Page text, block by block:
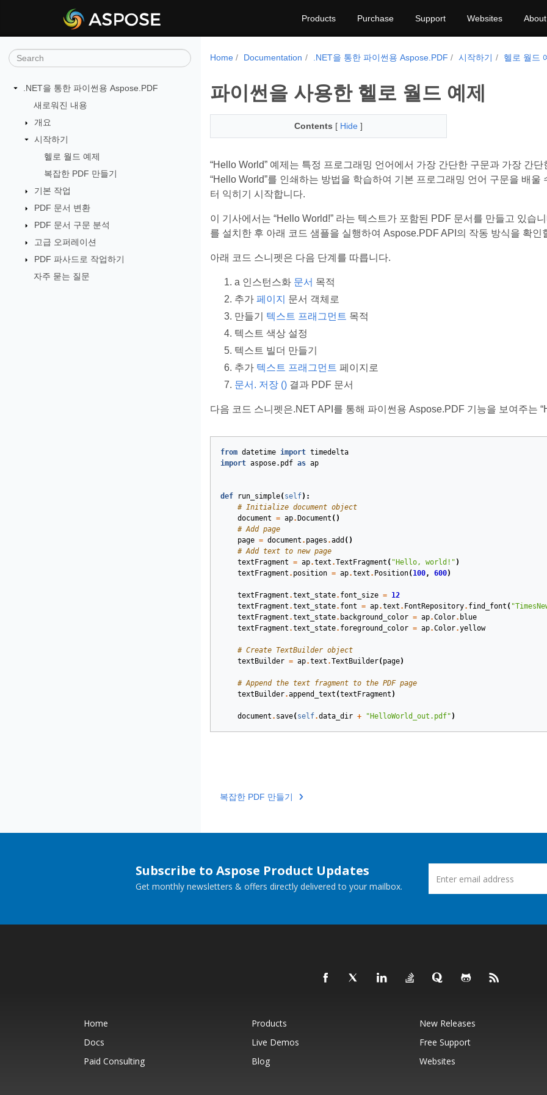
Products Purchase Support Websites About
.NET을 통한 파이썬용 Aspose.PDF
새로워진 내용
개요
시작하기
헬로 월드 예제
복잡한 PDF 만들기
기본 작업
PDF 문서 변환
PDF 문서 구문 분석
고급 오퍼레이션
PDF 파사드로 작업하기
자주 묻는 질문
Home Documentation .NET을 통한 파이썬용 Aspose.PDF 시작하기 헬로 월드
파이썬을 사용한 헬로 월드 예제
Contents [ Hide ]
“Hello World” 예제는 특정 프로그래밍 언어에서 가장 간단한 구문과 가장 간
“Hello World”를 인쇄하는 방법을 학습하여 기본 프로그래밍 언어 구문을 배
터 익히기 시작합니다.
이 기사에서는 “Hello World!” 라는 텍스트가 포함된 PDF 문서를 만들고 있습
를 설치한 후 아래 코드 샘플을 실행하여 Aspose.PDF API의 작동 방식을 확인
아래 코드 스니펫은 다음 단계를 따릅니다.
a 인스턴스화 문서 목적
추가 페이지
문서 객체로
만들기 텍스트 프래그먼트 목적
텍스트 색상 설정
텍스트 빌더 만들기
추가 텍스트 프래그먼트 페이지로
문서. 저장 ()결과 PDF 문서
다음 코드 스니펫은.NET API를 통해 파이썬용 Aspose.PDF 기능을 보여주는
from datetime import timedelta
import aspose.pdf as ap
def run_simple( self):
# Initialize document object
document = ap. Document ()
# Add page
page = document . pages .add ()
# Add text to new page
textFragment = ap.text .TextFragment ( "Hello, world!" )
textFragment . position = ap.text . Position( 100, 600)
textFragment .text_state. font_size =
12
textFragment .text_state. font = ap.text . FontRepository. find_font (
textFragment .text_state. background_color = ap.Color. blue
textFragment .text_state. foreground_color = ap.Color.yellow
# Create TextBuilder object
textBuilder = ap.text .TextBuilder( page)
# Append the text fragment to the PDF page
textBuilder.append_text (textFragment )
document . save( self.data_dir + "HelloWorld_out.pdf" )
복잡한 PDF 만들기
Subscribe to Aspose Product Updates
Get monthly newsletters & offers directly delivered to your mailbox.
Home Products New Releases
Docs
Live Demos Free Support
Paid Consulting
Blog Websites